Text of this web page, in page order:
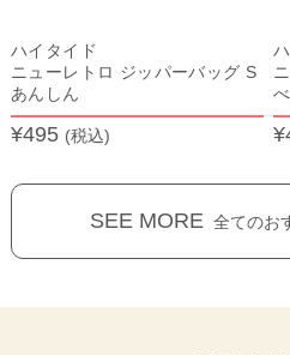
ハイタイド
ニューレトロ ジッパーバッグ S
あんしん
¥495 (税込)
SEE MORE 全てのお